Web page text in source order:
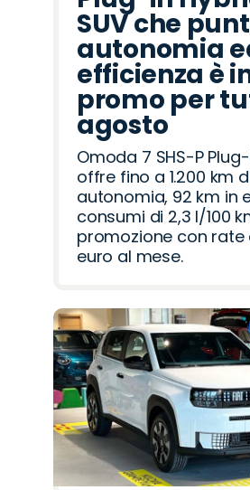
SUV che
autonomia
efficienza è
promo per
agosto
Omoda 7 SHS-P
offre fino a 1.200 km
autonomia, 92 km in
consumi di 2,3 l/100
promozione con rate
euro al mese.